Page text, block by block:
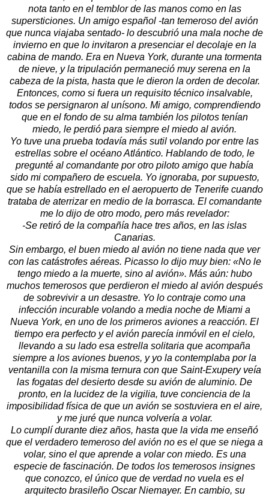
nota tanto en el temblor de las manos como en las
supersticiones. Un amigo español -tan temeroso del avión
que nunca viajaba sentado- lo descubrió una mala noche de
invierno en que lo invitaron a presenciar el decolaje en la
cabina de mando. Era en Nueva York, durante una tormenta
de nieve, y la tripulación permaneció muy serena en la
cabeza de la pista, hasta que le dieron la orden de decolar.
Entonces, como si fuera un requisito técnico insalvable,
todos se persignaron al unísono. Mi amigo, comprendiendo
que en el fondo de su alma también los pilotos tenían
miedo, le perdió para siempre el miedo al avión.
Yo tuve una prueba todavía más sutil volando por entre las
estrellas sobre el océano Atlántico. Hablando de todo, le
pregunté al comandante por otro piloto amigo que había
sido mi compañero de escuela. Yo ignoraba, por supuesto,
que se había estrellado en el aeropuerto de Tenerife cuando
trataba de aterrizar en medio de la borrasca. El comandante
me lo dijo de otro modo, pero más revelador:
-Se retiró de la compañía hace tres años, en las islas
Canarias.
Sin embargo, el buen miedo al avión no tiene nada que ver
con las catástrofes aéreas. Picasso lo dijo muy bien: «No le
tengo miedo a la muerte, sino al avión». Más aún: hubo
muchos temerosos que perdieron el miedo al avión después
de sobrevivir a un desastre. Yo lo contraje como una
infección incurable volando a media noche de Miami a
Nueva York, en uno de los primeros aviones a reacción. El
tiempo era perfecto y el avión parecía inmóvil en el cielo,
llevando a su lado esa estrella solitaria que acompaña
siempre a los aviones buenos, y yo la contemplaba por la
ventanilla con la misma ternura con que Saint-Exupery veía
las fogatas del desierto desde su avión de aluminio. De
pronto, en la lucidez de la vigilia, tuve conciencia de la
imposibilidad física de que un avión se sostuviera en el aire,
y me juré que nunca volvería a volar.
Lo cumplí durante diez años, hasta que la vida me enseñó
que el verdadero temeroso del avión no es el que se niega a
volar, sino el que aprende a volar con miedo. Es una
especie de fascinación. De todos los temerosos insignes
que conozco, el único que de verdad no vuela es el
arquitecto brasileño Oscar Niemayer. En cambio, su